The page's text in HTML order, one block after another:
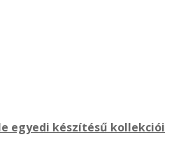
egyedi készítésű kollekciói